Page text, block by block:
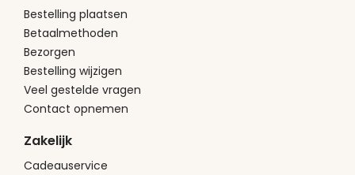
Bestelling plaatsen
Betaalmethoden
Bezorgen
Bestelling wijzigen
Veel gestelde vragen
Contact opnemen
Zakelijk
Cadeauservice